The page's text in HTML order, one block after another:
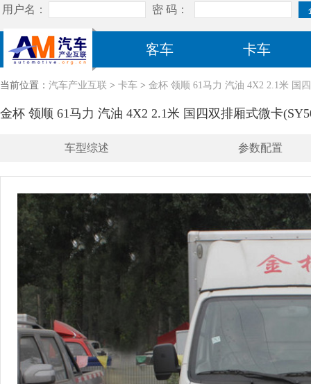
客车 卡车
当前位置： 汽车产业互联 > 卡车 > 金杯 领顺 61马力 汽油 4X2 2.1米 国
金杯 领顺 61马力 汽油 4X2 2.1米 国四双排厢式微卡
车型综述 参数配置